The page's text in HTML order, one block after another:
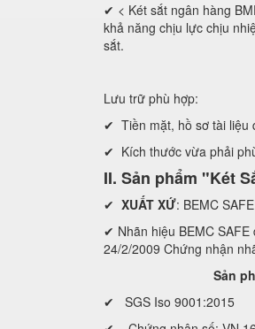
✔ < Két sắt ngân hàng
khả năng chịu lực chịu
sắt.
Lưu trữ phù hợp:
✔ Tiền mặt, hồ sơ tài liệu
✔ Kích thước vừa phải
II. Sản phẩm "Két
✔ XUẤT XỨ: BEMC SAFE
✔ Nhãn hiệu BEMC
24/2/2009 Chứng nhận
Sản phẩm sản
✔ SGS Iso 9001:2015